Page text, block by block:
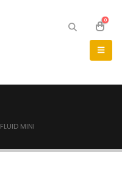
0
FLUID MINI